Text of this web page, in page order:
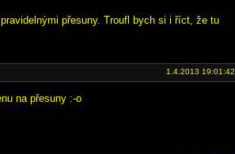
přesuny. Troufl bych si i říct, že tu
1.4.2013 19:01:42
na přesuny :-o